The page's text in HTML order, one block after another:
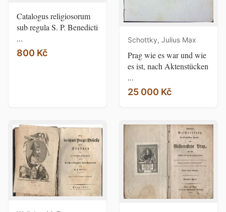
Catalogus religiosorum
sub regula S. P. Benedicti
...
800 Kč
Schottky, Julius Max
Prag wie es war und wie
es ist, nach Aktenstücken
...
25 000 Kč